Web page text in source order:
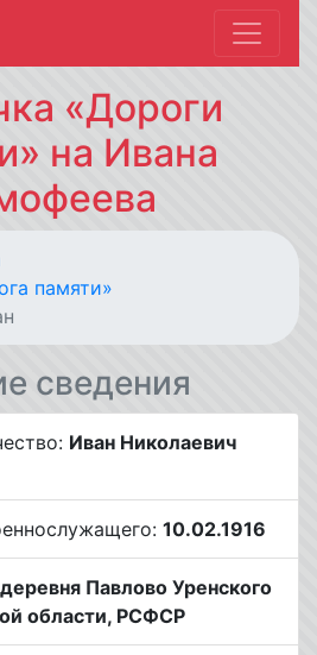
«Дороги
на Ивана
памяти»
сведения
Иван Николаевич
10.02.1916
деревня Павлово Уренского
области, РСФСР